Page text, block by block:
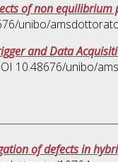
of non equilibrium
unibo/
and Data
10.48676/unibo/
of defects in